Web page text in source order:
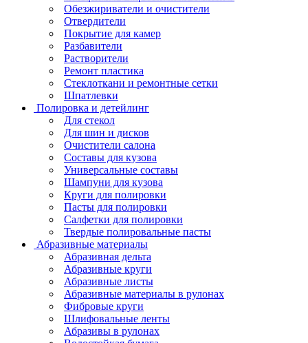
Обезжириватели и очистители
Отвердители
Покрытие для камер
Разбавители
Растворители
Ремонт пластика
Стеклоткани и ремонтные сетки
Шпатлевки
Полировка и детейлинг
Для стекол
Для шин и дисков
Очистители салона
Составы для кузова
Универсальные составы
Шампуни для кузова
Круги для полировки
Пасты для полировки
Салфетки для полировки
Твердые полировальные пасты
Абразивные материалы
Абразивная дельта
Абразивные круги
Абразивные листы
Абразивные материалы в рулонах
Фибровые круги
Шлифовальные ленты
Абразивы в рулонах